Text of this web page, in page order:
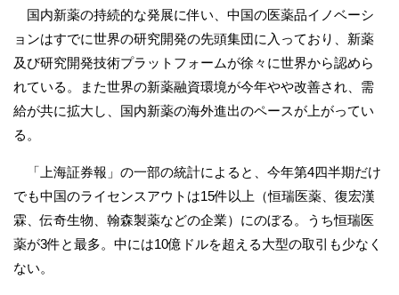
国内新薬の持続的な発展に伴い、中国の医薬品イノベーシ
ョンはすでに世界の研究開発の先頭集団に入っており、新薬
及び研究開発技術プラットフォームが徐々に世界から認めら
れている。また世界の新薬融資環境が今年やや改善され、需
給が共に拡大し、国内新薬の海外進出のペースが上がってい
る。
「上海証券報」の一部の統計によると、今年第4四半期だけ
でも中国のライセンスアウトは15件以上（恒瑞医薬、復宏漢
霖、伝奇生物、翰森製薬などの企業）にのぼる。うち恒瑞医
薬が3件と最多。中には10億ドルを超える大型の取引も少なく
ない。